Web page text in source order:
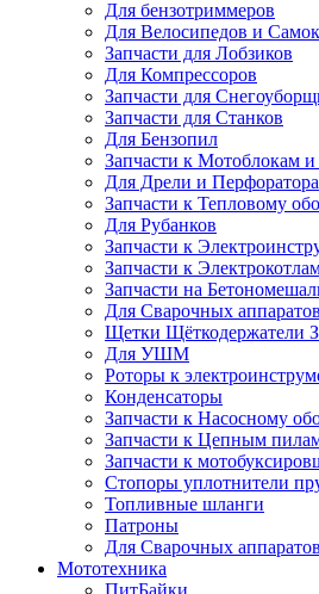
Для бензотриммеров
Для Велосипедов и
Запчасти для Лобзиков
Для Компрессоров
Запчасти для
Запчасти для Станков
Для Бензопил
Запчасти к Мотоблокам и
Для Дрели и Перфоратора
Запчасти к Тепловому
Для Рубанков
Запчасти к
Запчасти к
Запчасти на
Для Сварочных
Щетки Щёткодержатели
Для УШМ
Роторы к
Конденсаторы
Запчасти к Насосному
Запчасти к Цепным
Запчасти к
Стопоры уплотнители
Топливные шланги
Патроны
Для Сварочных аппаратов
Мототехника
ПитБайки